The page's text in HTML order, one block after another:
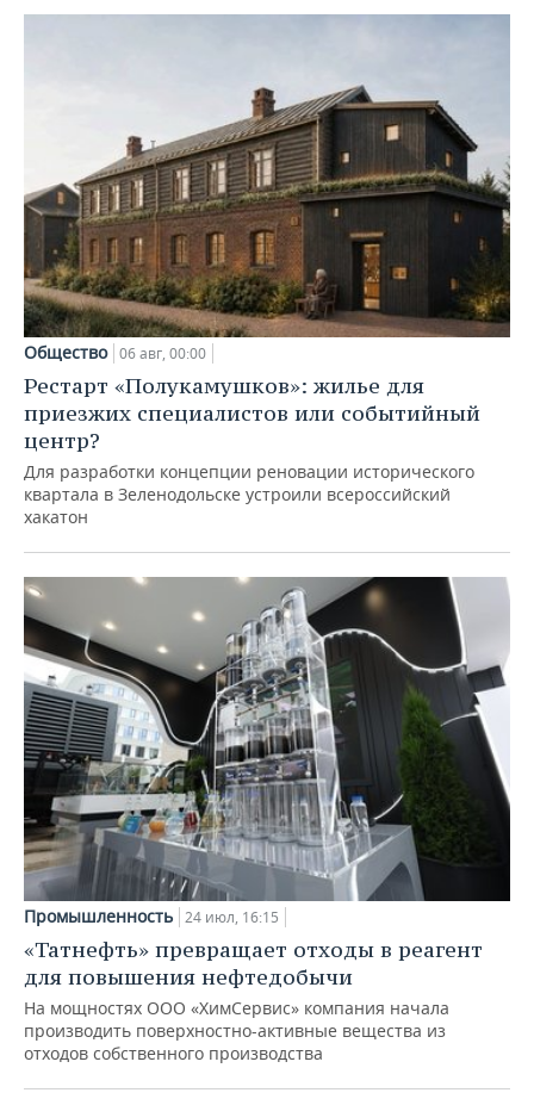
Общество 06 авг, 00:00
Рестарт «Полукамушков»: жилье для
приезжих специалистов или событийный
центр?
Для разработки концепции реновации исторического
квартала в Зеленодольске устроили всероссийский
хакатон
Промышленность 24 июл, 16:15
«Татнефть» превращает отходы в реагент
для повышения нефтедобычи
На мощностях ООО «ХимСервис» компания начала
производить поверхностно-активные вещества из
отходов собственного производства